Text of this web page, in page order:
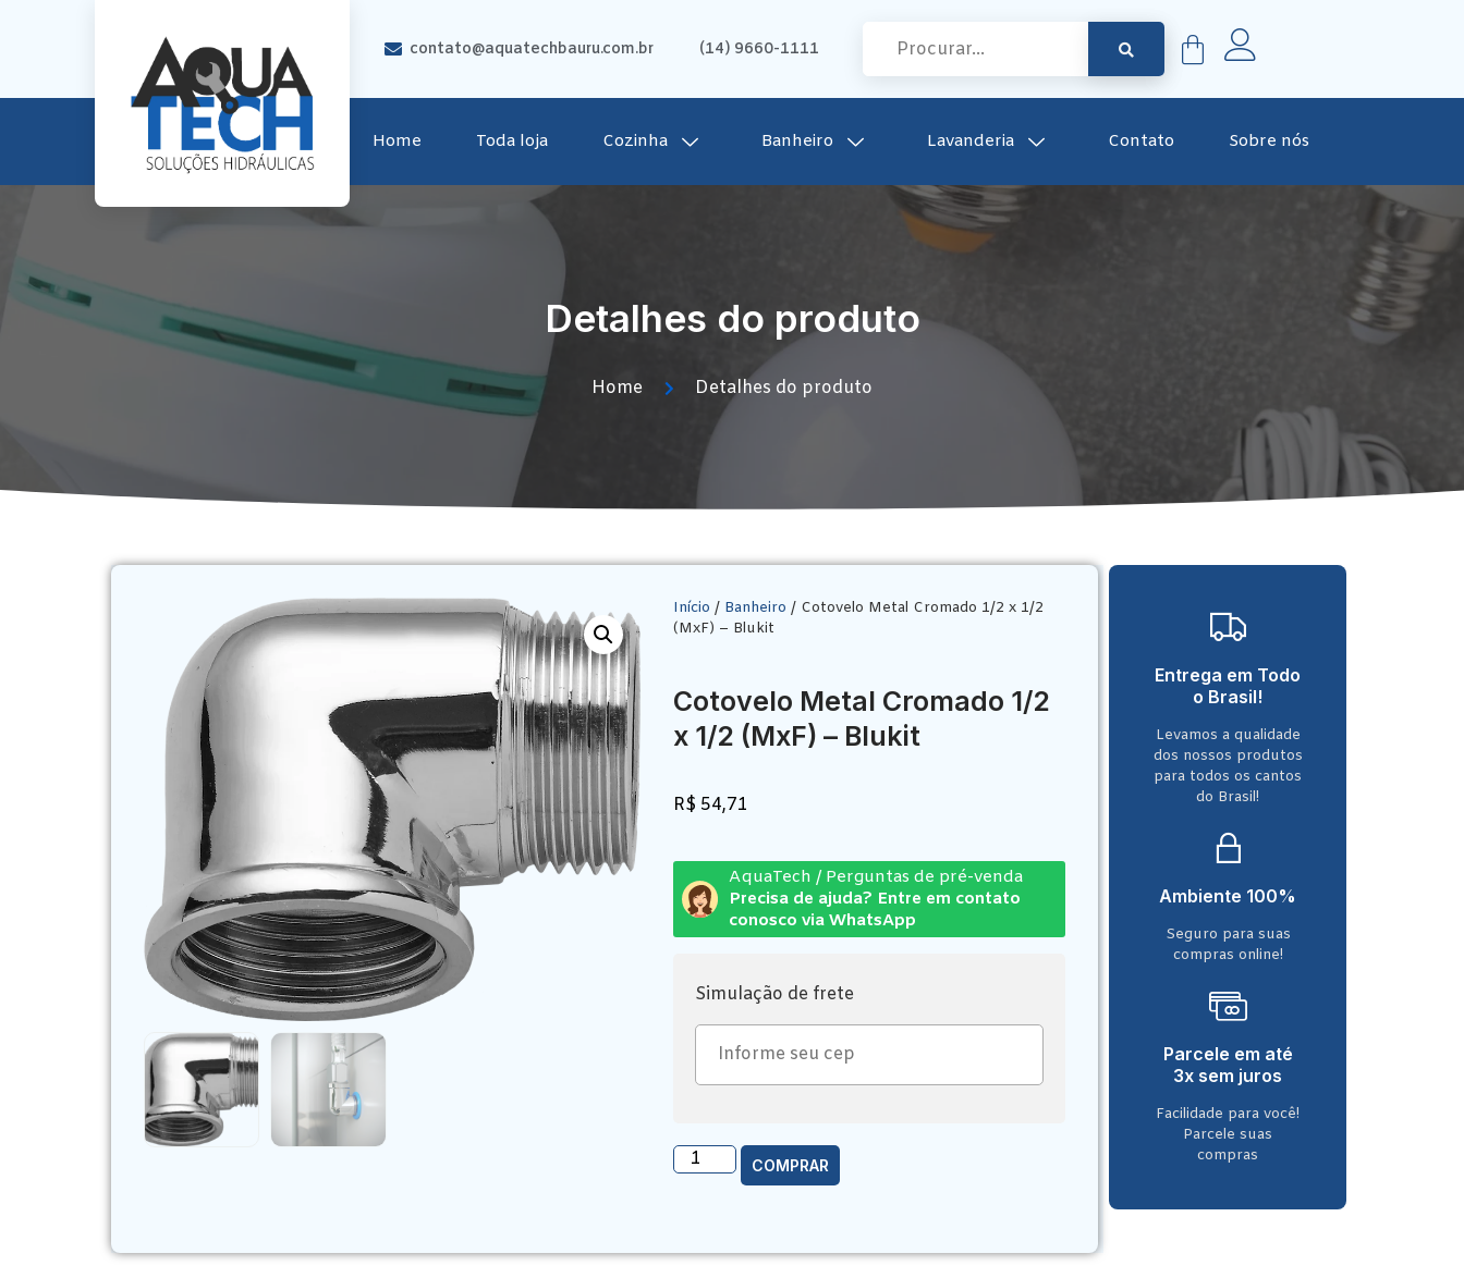
contato@aquatechbauru.com.br (14) 9660-1111
Home Toda loja Cozinha Banheiro Lavanderia Contato Sobre nós
Detalhes do produto
Home Detalhes do produto
Início / Banheiro / Cotovelo Metal Cromado 1/2 x 1/2
(MxF) – Blukit
Cotovelo Metal Cromado 1/2
x 1/2 (MxF) – Blukit
R$ 54,71
AquaTech / Perguntas de pré-venda
Precisa de ajuda? Entre em contato
conosco via WhatsApp
Simulação de frete
COMPRAR
Entrega em Todo
o Brasil!
Levamos a qualidade
dos nossos produtos
para todos os cantos
do Brasil!
Ambiente 100%
Seguro para suas
compras online!
Parcele em até
3x sem juros
Facilidade para você!
Parcele suas
compras